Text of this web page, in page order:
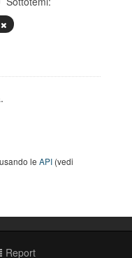
le API (vedi
Report